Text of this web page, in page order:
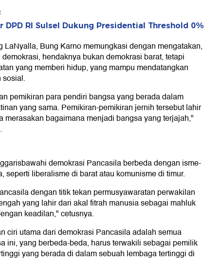
DPD RI Sulsel Dukung Presidential Threshold 0%
LaNyalla, Bung Karno memungkasi dengan mengatakan,
hendaknya bukan demokrasi barat, tetapi
yang memberi hidup, yang mampu mendatangkan
sosial.
pemikiran para pendiri bangsa yang berada dalam
yang sama. Pemikiran-pemikiran jernih tersebut lahir
merasakan bagaimana menjadi bangsa yang terjajah,"
demokrasi Pancasila berbeda dengan isme-
seperti liberalisme di barat atau komunisme di timur.
dengan titik tekan permusyawaratan perwakilan
yang lahir dari akal fitrah manusia sebagai mahluk
keadilan," cetusnya.
ciri utama dari demokrasi Pancasila adalah semua
ini, yang berbeda-beda, harus terwakili sebagai pemilik
yang berada di dalam sebuah lembaga tertinggi di